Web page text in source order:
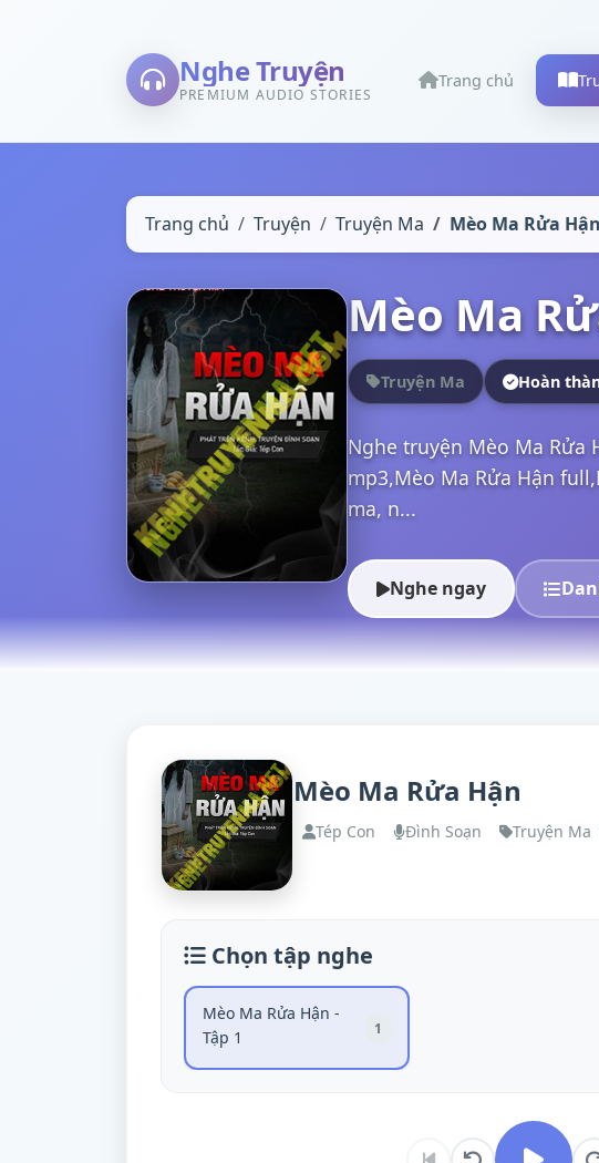
Nghe Truyện
PREMIUM AUDIO STORIES
Trang chủ
Trang chủ Truyện Truyện Ma Mèo Ma Rửa Hận
Mèo Ma
Truyện Ma Hoàn
Nghe truyện Mèo Ma Rửa
mp3,Mèo Ma Rửa Hận
ma, n...
Nghe ngay
Mèo Ma Rửa Hận
Tép Con Đình Soạn Truyện Ma
Chọn tập nghe
Mèo Ma Rửa Hận -
Tập 1
1